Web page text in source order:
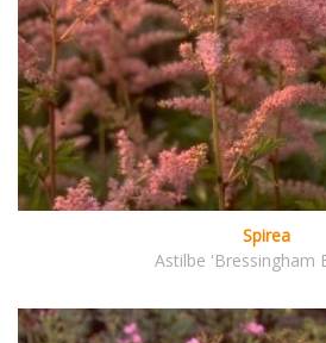
Spirea
Astilbe 'Bressingham